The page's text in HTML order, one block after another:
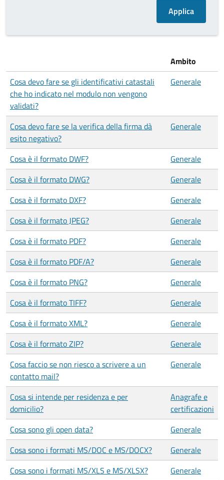
Ambito
Cosa devo fare se gli identificativi catastali
che ho indicato nel modulo non vengono
validati?
Generale
Cosa devo fare se la verifica della firma dà
esito negativo?
Generale
Cosa è il formato DWF?
Generale
Cosa è il formato DWG?
Generale
Cosa è il formato DXF?
Generale
Cosa è il formato JPEG?
Generale
Cosa è il formato PDF?
Generale
Cosa è il formato PDF/A?
Generale
Cosa è il formato PNG?
Generale
Cosa è il formato TIFF?
Generale
Cosa è il formato XML?
Generale
Cosa è il formato ZIP?
Generale
Cosa faccio se non riesco a scrivere a un
contatto mail?
Generale
Cosa si intende per residenza e per
domicilio?
Anagrafe e
certificazioni
Cosa sono gli open data?
Generale
Cosa sono i formati MS/DOC e MS/DOCX?
Generale
Cosa sono i formati MS/XLS e MS/XLSX?
Generale